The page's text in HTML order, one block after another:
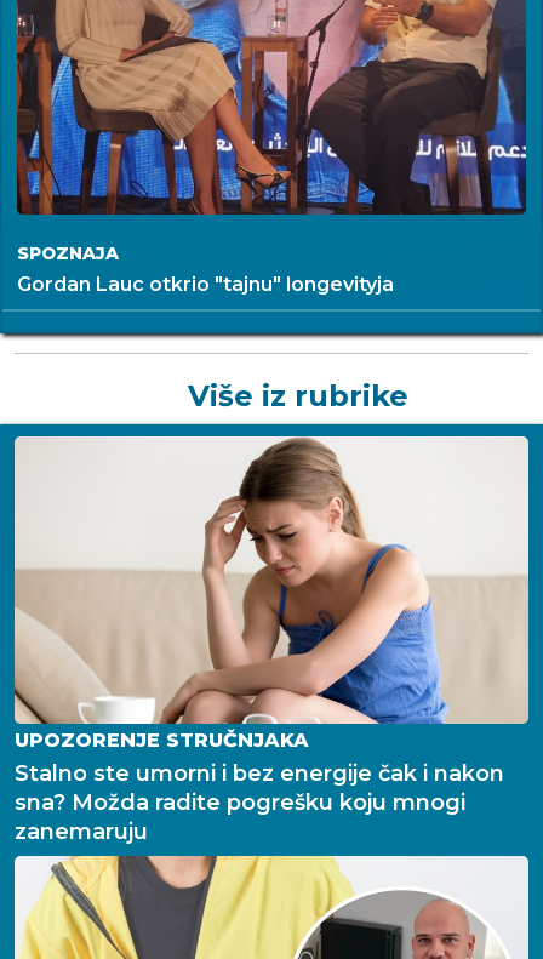
SPOZNAJA
Gordan Lauc otkrio "tajnu" longevityja
Više iz rubrike
UPOZORENJE STRUČNJAKA
Stalno ste umorni i bez energije čak i nakon
sna? Možda radite pogrešku koju mnogi
zanemaruju